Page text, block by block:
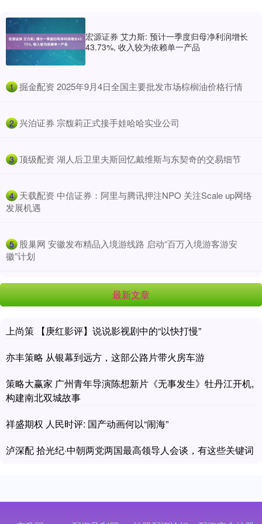
宏源证券 艾力斯: 预计一季度归母净利润增长
43.73%, 收入较为依赖单一产品
1 ​掘金配资 2025年9月4日全国主要批发市场棕榈油价格行情
2 ​兴泊证券 宗馥莉正式接手娃哈哈实业公司
3 ​顶级配资 湖人后卫里夫斯回忆戴维斯与东契奇的交易细节
4 ​天载配资 中信证券：阿里与腾讯押注NPO 关注Scale up网络
发展机遇
5 ​股巢网 安徽发布精品入境游线路 启动“百万入境游客游安
徽”计划
最新文章
上尚策 【庚红影评】说说影视剧中的“以快打慢”
亦丰策略 从银幕到远方，这部公路片带火房车游
策略大赢家 广州青年导演陈想新片《无事发生》牡丹江开机,
构建南北双城故事
祥盛期权 人民时评: 国产动画何以“闹海”
泸深配 拾光纪·中朝两党两国最高领导人会谈，有这些关键词